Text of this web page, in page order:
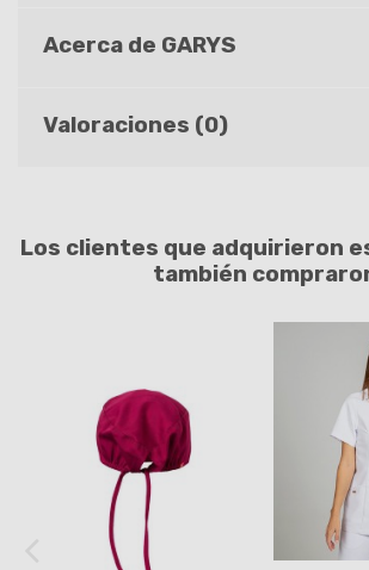
Acerca de GARYS
Valoraciones (0)
Los clientes que adquirieron
también